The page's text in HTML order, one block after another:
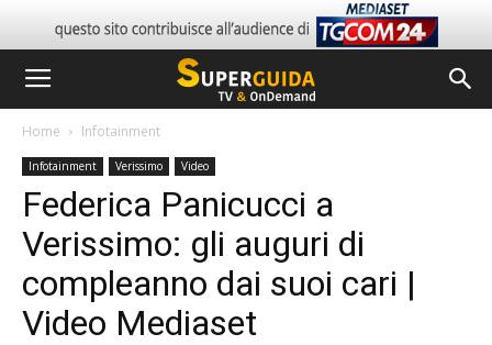
Home Infotainment
Infotainment Verissimo Video
Federica Panicucci a
Verissimo: gli auguri di
compleanno dai suoi cari |
Video Mediaset